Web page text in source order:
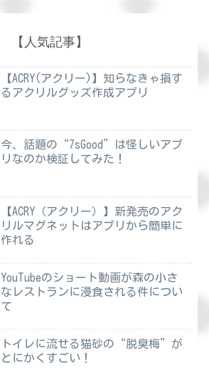
【人気記事】
【ACRY(アクリー)】知らなきゃ損す
るアクリルグッズ作成アプリ
今、話題の“7sGood”は怪しいアプ
リなのか検証してみた！
【ACRY（アクリー）】新発売のアク
リルマグネットはアプリから簡単に
作れる
YouTubeのショート動画が森の小さ
なレストランに浸食される件につい
て
トイレに流せる猫砂の“脱臭梅”が
とにかくすごい！